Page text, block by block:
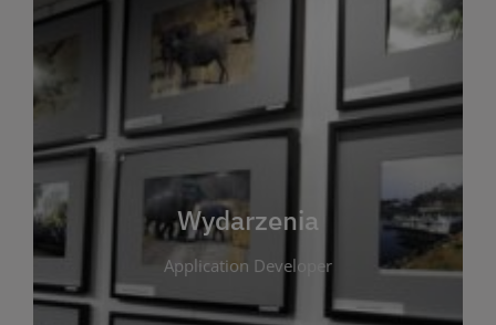
Wydarzenia
Application Developer
Wydarzenia
W tej zakładce publikujemy informacje o
wszystkich wydarzeniach organizowanych przez
bibliotekę. Znajdziesz tu zapowiedzi spotkań
autorskich, warsztatów, prelekcji i zajęć
tematycznych dla różnych grup wiekowych. Każde
wydarzenie ma na celu promowanie kultury
czytelniczej oraz integrację społeczności lokalnej.
Dzięki kalendarzowi wydarzeń możesz łatwo